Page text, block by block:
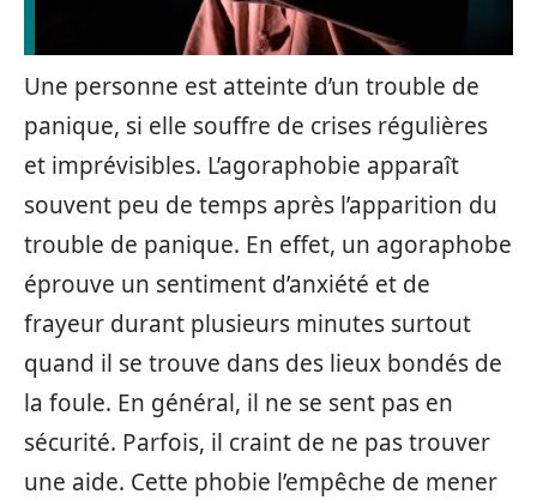
Une personne est atteinte d’un trouble de
panique, si elle souffre de crises régulières
et imprévisibles. L’agoraphobie apparaît
souvent peu de temps après l’apparition du
trouble de panique. En effet, un agoraphobe
éprouve un sentiment d’anxiété et de
frayeur durant plusieurs minutes surtout
quand il se trouve dans des lieux bondés de
la foule. En général, il ne se sent pas en
sécurité. Parfois, il craint de ne pas trouver
une aide. Cette phobie l’empêche de mener